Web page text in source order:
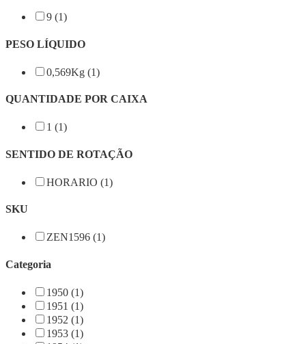
9 (1)
PESO LÍQUIDO
0,569Kg (1)
QUANTIDADE POR CAIXA
1 (1)
SENTIDO DE ROTAÇÃO
HORARIO (1)
SKU
ZEN1596 (1)
Categoria
1950 (1)
1951 (1)
1952 (1)
1953 (1)